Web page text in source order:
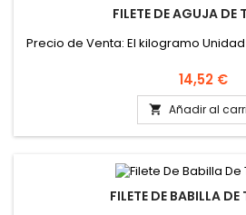
FILETE DE AGUJA DE
Precio de Venta: El kilogramo
Precio
14,52 €
 Añadir al
FILETE DE BABILLA DE